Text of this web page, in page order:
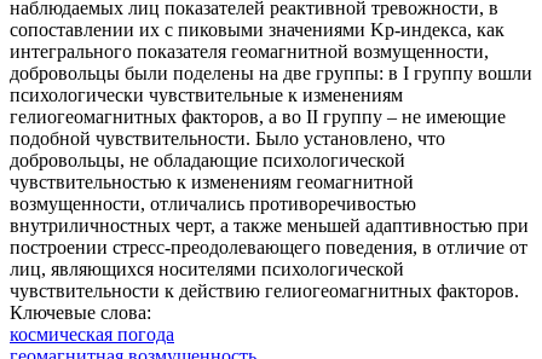
наблюдаемых лиц показателей реактивной тревожности, в
сопоставлении их с пиковыми значениями Kp-индекса, как
интегрального показателя геомагнитной возмущенности,
добровольцы были поделены на две группы: в I группу вошли
психологически чувствительные к изменениям
гелиогеомагнитных факторов, а во II группу – не имеющие
подобной чувствительности. Было установлено, что
добровольцы, не обладающие психологической
чувствительностью к изменениям геомагнитной
возмущенности, отличались противоречивостью
внутриличностных черт, а также меньшей адаптивностью при
построении стресс-преодолевающего поведения, в отличие от
лиц, являющихся носителями психологической
чувствительности к действию гелиогеомагнитных факторов.
Ключевые слова:
космическая погода